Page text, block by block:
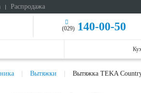
Распродажа
(029) 140-00-50
Вытяжки Вытяжка TEKA